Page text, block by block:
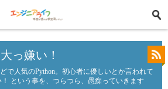
っ嫌い！
で人気のPython。初心者に優しいとか言われて
という事を、つらつら、愚痴っていきます